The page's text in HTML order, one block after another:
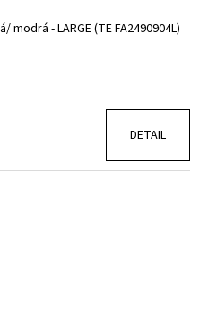
- LARGE (TE FA2490904L)
DETAIL